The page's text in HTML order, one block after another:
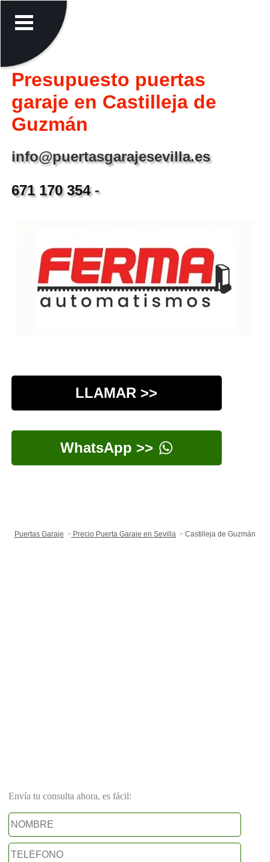
Presupuesto puertas
garaje en Castilleja de
Guzmán
info@puertasgarajesevilla.es
671 170 354-
LLAMAR >>
WhatsApp >>
Puertas Garaje Precio Puerta Garaje en Sevilla Castilleja de Guzmán
Envía tu consulta ahora, es fácil: